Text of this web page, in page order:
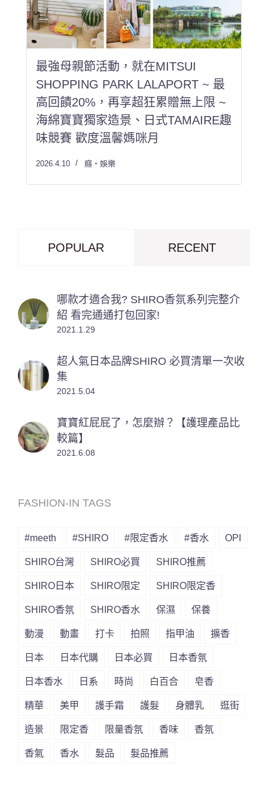
最強母親節活動，就在MITSUI
SHOPPING PARK LALAPORT ~ 最
高回饋20%，再享超狂累贈無上限 ~
海綿寶寶獨家造景、日式TAMAIRE趣
味競賽 歡度溫馨媽咪月
2026.4.10 癮・娛樂
POPULAR RECENT
哪款才適合我? SHIRO香氛系列完整介
紹 看完通通打包回家!
2021.1.29
超人氣日本品牌SHIRO 必買清單一次收
集
2021.5.04
寶寶紅屁屁了，怎麼辦？【護理產品比
較篇】
2021.6.08
FASHION-IN TAGS
#meeth #SHIRO #限定香水 #香水 OPI
SHIRO台灣 SHIRO必買 SHIRO推薦
SHIRO日本 SHIRO限定 SHIRO限定香
SHIRO香氛 SHIRO香水 保濕 保養
動漫 動畫 打卡 拍照 指甲油 擴香
日本 日本代購 日本必買 日本香氛
日本香水 日系 時尚 白百合 皂香
精華 美甲 護手霜 護髮 身體乳 逛街
造景 限定香 限量香氛 香味 香氛
香氣 香水 髮品 髮品推薦